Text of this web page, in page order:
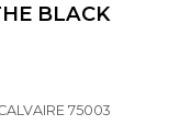
BLACK
75003